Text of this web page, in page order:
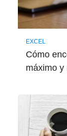
EXCEL
Cómo
máximo y